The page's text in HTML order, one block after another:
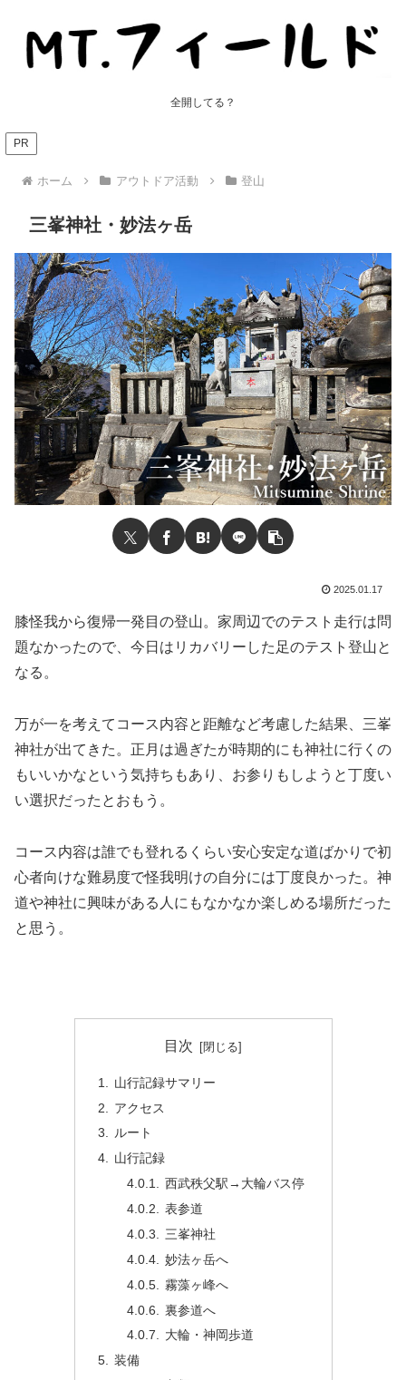
全開してる？
PR
ホーム アウトドア活動 登山
三峯神社・妙法ヶ岳
2025.01.17
膝怪我から復帰一発目の登山。家周辺でのテスト走行は問
題なかったので、今日はリカバリーした足のテスト登山と
なる。
万が一を考えてコース内容と距離など考慮した結果、三峯
神社が出てきた。正月は過ぎたが時期的にも神社に行くの
もいいかなという気持ちもあり、お参りもしようと丁度い
い選択だったとおもう。
コース内容は誰でも登れるくらい安心安定な道ばかりで初
心者向けな難易度で怪我明けの自分には丁度良かった。神
道や神社に興味がある人にもなかなか楽しめる場所だった
と思う。
目次
山行記録サマリー
アクセス
ルート
山行記録
西武秩父駅→大輪バス停
表参道
三峯神社
妙法ヶ岳へ
霧藻ヶ峰へ
裏参道へ
大輪・神岡歩道
装備